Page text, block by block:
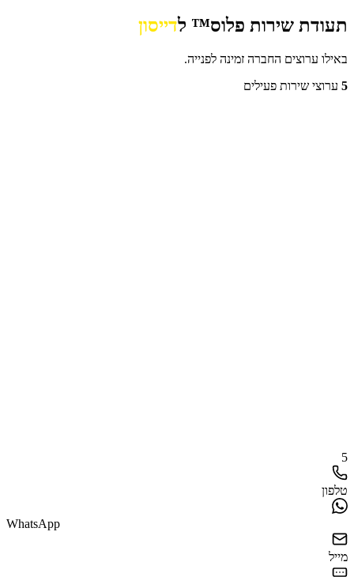
תעודת שירות פלוס™ לדייסון
באילו ערוצים החברה זמינה לפנייה.
5 ערוצי שירות פעילים
5
טלפון
WhatsApp
מייל